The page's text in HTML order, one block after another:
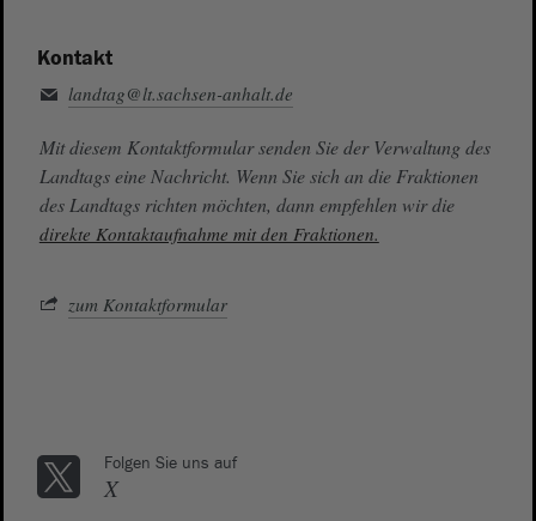
Kontakt
landtag@lt.sachsen-anhalt.de
Mit diesem Kontaktformular senden Sie der Verwaltung des
Landtags eine Nachricht. Wenn Sie sich an die Fraktionen
des Landtags richten möchten, dann empfehlen wir die
direkte Kontaktaufnahme mit den Fraktionen.
zum Kontaktformular
Folgen Sie uns auf
X